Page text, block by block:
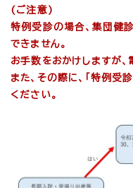
(ご注意)
特例受診の場合、集団健
できません。
お手数をおかけしますが、
また、その際に、「特例受
ください。